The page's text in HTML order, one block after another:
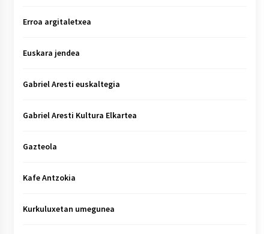
Erroa argitaletxea
Euskara jendea
Gabriel Aresti euskaltegia
Gabriel Aresti Kultura Elkartea
Gazteola
Kafe Antzokia
Kurkuluxetan umegunea